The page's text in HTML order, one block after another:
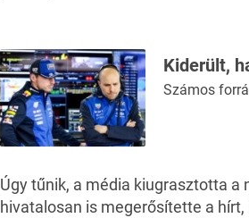
Kiderült,
Számos
Úgy tűnik, a média kiugrasztotta a
hivatalosan is megerősítette a hírt,